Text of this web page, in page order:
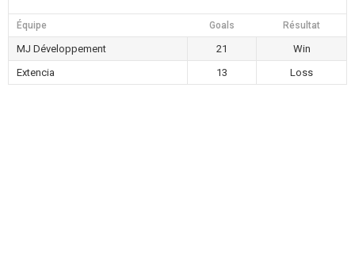
Équipe Goals Résultat
MJ Développement 21
Win
Extencia
13 Loss